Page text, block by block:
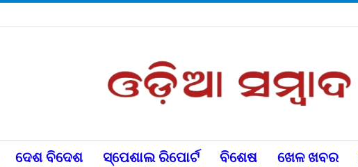
ଦେଶ ବିଦେଶ ସ୍ପେଶାଲ ରିପୋର୍ଟ ବିଶେଷ ଖେଳ ଖବର